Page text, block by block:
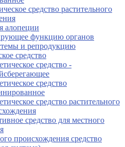
средство растительного
алопеции
функцию органов
и репродукцию
средство
средство -
средство
средство растительного
средство для местного
происхождения средство